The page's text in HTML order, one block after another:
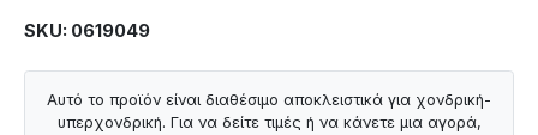
SKU: 0619049
Αυτό το προϊόν είναι διαθέσιμο αποκλειστικά για χονδρική-
υπερχονδρική. Για να δείτε τιμές ή να κάνετε μια αγορά,